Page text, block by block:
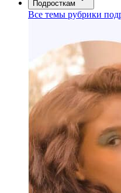
Подросткам
Все темы рубрики